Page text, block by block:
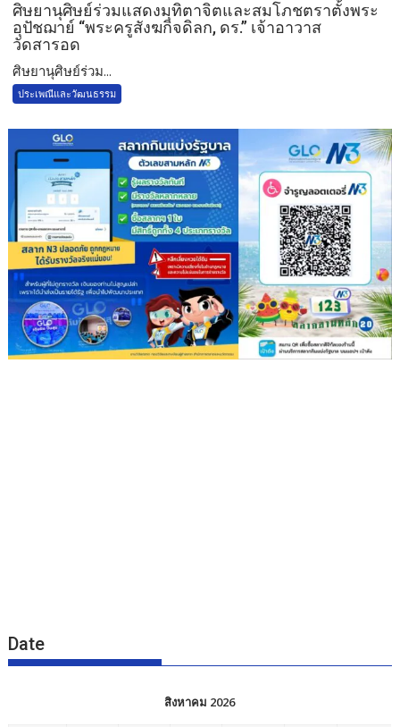
ศิษยานุศิษย์ร่วมแสดงมุทิตาจิตและสมโภชตราตั้งพระ
อุปัชฌาย์ “พระครูสังฆกิจดิลก, ดร.” เจ้าอาวาส
วัดสารอด
ศิษยานุศิษย์ร่วม...
ประเพณีและวัฒนธรรม
Date
สิงหาคม 2026